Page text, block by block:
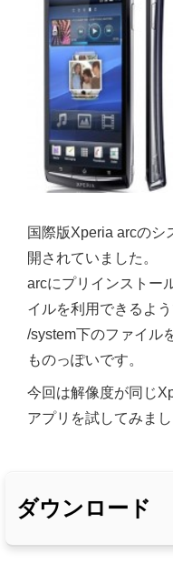
国際版Xperia arcのシ
開されていました。
arcにプリインストー
イルを利用できるよう
/system下のファイル
ものっぽいです。
今回は解像度が同じ
アプリを試してみまし
ダウンロード